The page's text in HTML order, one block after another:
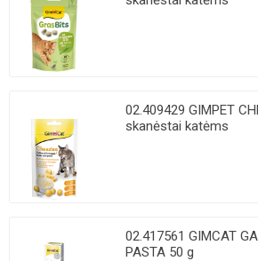
02.409429 GIMPET
skanėstai katėms
02.417561 GIMCAT
PASTA 50 g